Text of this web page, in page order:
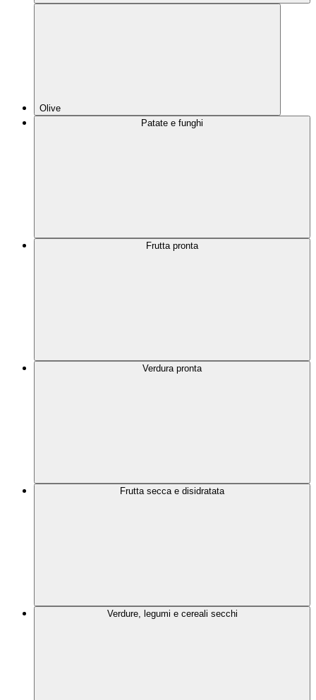
Olive
Patate e funghi
Frutta pronta
Verdura pronta
Frutta secca e disidratata
Verdure, legumi e cereali secchi